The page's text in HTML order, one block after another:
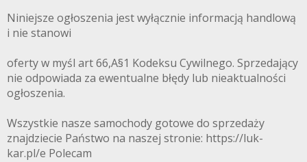
Niniejsze ogłoszenia jest wyłącznie informacją handlową
i nie stanowi
oferty w myśl art 66,A§1 Kodeksu Cywilnego. Sprzedający
nie odpowiada za ewentualne błędy lub nieaktualności
ogłoszenia.
Wszystkie nasze samochody gotowe do sprzedaży
znajdziecie Państwo na naszej stronie: https://luk-
kar.pl/e Polecam